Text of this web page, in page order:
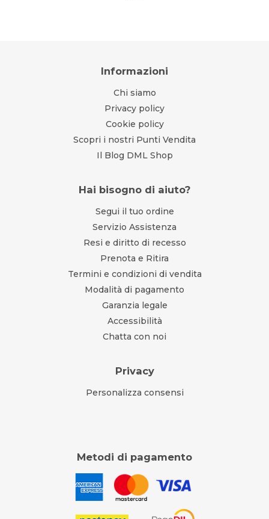
Informazioni
Chi siamo
Privacy policy
Cookie policy
Scopri i nostri Punti Vendita
Il Blog DML Shop
Hai bisogno di aiuto?
Segui il tuo ordine
Servizio Assistenza
Resi e diritto di recesso
Prenota e Ritira
Termini e condizioni di vendita
Modalità di pagamento
Garanzia legale
Accessibilità
Chatta con noi
Privacy
Personalizza consensi
Metodi di pagamento